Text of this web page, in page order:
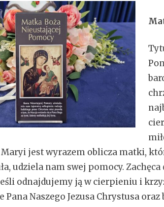
jest wyrazem oblicza matki,
udziela nam swej pomocy.
odnajdujemy ją w cierpieniu i
Pana Naszego Jezusa Chrystusa